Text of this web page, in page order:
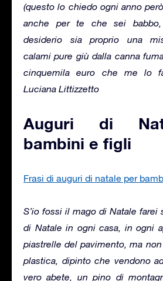
(questo lo chiedo ogni anno
anche per te che sei babbo,
desiderio sia proprio una
calami pure giù dalla canna
cinquemila euro che me lo
Luciana Littizzetto
Auguri di
bambini e figli
Frasi di auguri di natale per
S’io fossi il mago di Natale farei
di Natale in ogni casa, in ogni
piastrelle del pavimento, ma
plastica, dipinto che vendono
vero abete, un pino di